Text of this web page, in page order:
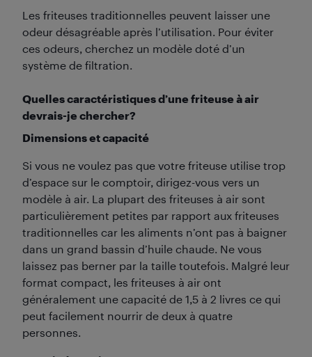
Les friteuses traditionnelles peuvent laisser une
odeur désagréable après l’utilisation. Pour éviter
ces odeurs, cherchez un modèle doté d’un
système de filtration.
Quelles caractéristiques d’une friteuse à air
devrais-je chercher?
Dimensions et capacité
Si vous ne voulez pas que votre friteuse utilise trop
d’espace sur le comptoir, dirigez-vous vers un
modèle à air. La plupart des friteuses à air sont
particulièrement petites par rapport aux friteuses
traditionnelles car les aliments n’ont pas à baigner
dans un grand bassin d’huile chaude. Ne vous
laissez pas berner par la taille toutefois. Malgré leur
format compact, les friteuses à air ont
généralement une capacité de 1,5 à 2 livres ce qui
peut facilement nourrir de deux à quatre
personnes.